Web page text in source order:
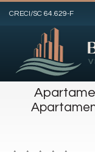
CRECI/SC 64.629-F